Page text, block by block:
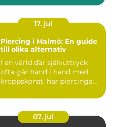
17. jul
Piercing i Malmö: En guide
till olika alternativ
I en värld där självuttryck
ofta går hand i hand med
kroppskonst, har piercinga...
07. jul